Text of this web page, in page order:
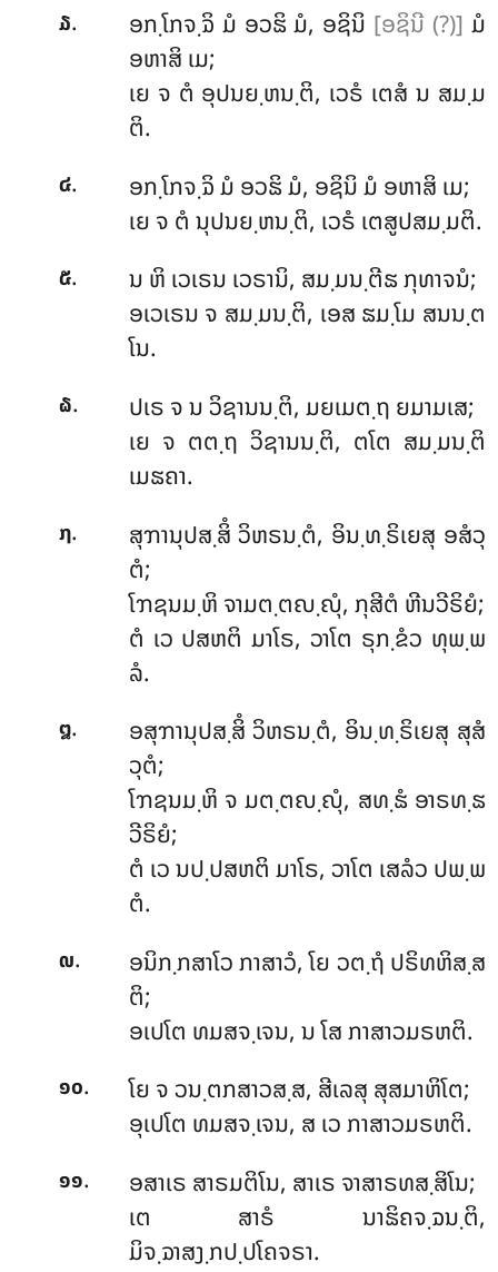
໓. ອກ຺ໂກຈ຺ຉິ ມໍ ອວຘິ ມໍ, ອຊິນິ [ອຊິນີ (?)] ມໍ
ອຫາສິ ເມ;
ເຍ ຈ ຕໍ ອຸປນຍ຺ຫນ຺ຕິ, ເວຣໍ ເຕສໍ ນ ສມ຺ມ
ຕິ.
໔.
ອກ຺ໂກຈ຺ຉິ ມໍ ອວຘິ ມໍ, ອຊິນິ ມໍ ອຫາສິ ເມ;
ເຍ ຈ ຕໍ ນຸປນຍ຺ຫນ຺ຕິ, ເວຣໍ ເຕສູປສມ຺ມຕິ.
໕. ນ ຫິ ເວເຣນ ເວຣານິ, ສມ຺ມນ຺ຕີຘ ກຸທາຈນໍ;
ອເວເຣນ ຈ ສມ຺ມນ຺ຕິ, ເອສ ຘມ຺ໂມ ສນນ຺ຕ
ໂນ.
໖. ປເຣ ຈ ນ ວິຊານນ຺ຕິ, ມຍເມຕ຺ຖ ຍມາມເສ;
ເຍ ຈ ຕຕ຺ຖ ວິຊານນ຺ຕິ, ຕໂຕ ສມ຺ມນ຺ຕິ
ເມຘຄາ.
໗.
ສຸຠານຸປສ຺ສິໍ ວິຫຣນ຺ຕໍ, ອິນ຺ທ຺ຣິເຍສຸ ອສໍວຸ
ຕໍ;
ໂຠຊນມ຺ຫິ ຈາມຕ຺ຕຎ຺ຎຸໍ, ກຸສີຕໍ ຫີນວີຣິຍໍ;
ຕໍ ເວ ປສຫຕິ ມາໂຣ, ວາໂຕ ຣຸກ຺ຂໍວ ທຸພ຺ພ
ລໍ.
໘.
ອສຸຠານຸປສ຺ສິໍ ວິຫຣນ຺ຕໍ, ອິນ຺ທ຺ຣິເຍສຸ ສຸສໍ
ວຸຕໍ;
ໂຠຊນມ຺ຫິ ຈ ມຕ຺ຕຎ຺ຎຸໍ, ສທ຺ຘໍ ອາຣທ຺ຘ
ວີຣິຍໍ;
ຕໍ ເວ ນປ຺ປສຫຕິ ມາໂຣ, ວາໂຕ ເສລໍວ ປພ຺ພ
ຕໍ.
໙.
ອນິກ຺ກສາໂວ ກາສາວໍ, ໂຍ ວຕ຺ຖໍ ປຣິທຫິສ຺ສ
ຕິ;
ອເປໂຕ ທມສຈ຺ເຈນ, ນ ໂສ ກາສາວມຣຫຕິ.
໑໐.
ໂຍ ຈ ວນ຺ຕກສາວສ຺ສ, ສີເລສຸ ສຸສມາຫິໂຕ;
ອຸເປໂຕ ທມສຈ຺ເຈນ, ສ ເວ ກາສາວມຣຫຕິ.
໑໑.
ອສາເຣ ສາຣມຕິໂນ, ສາເຣ ຈາສາຣທສ຺ສິໂນ;
ເຕ ສາຣໍ ນາຘິຄຈ຺ຉນ຺ຕິ,
ມິຈ຺ຉາສງ຺ກປ຺ປໂຄຈຣາ.